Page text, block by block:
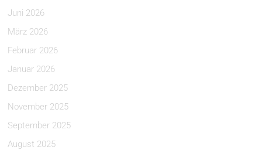
Juni 2026
März 2026
Februar 2026
Januar 2026
Dezember 2025
November 2025
September 2025
August 2025